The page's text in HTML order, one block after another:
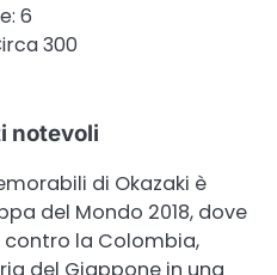
6
300
notevoli
di Okazaki è
del Mondo 2018, dove
la Colombia,